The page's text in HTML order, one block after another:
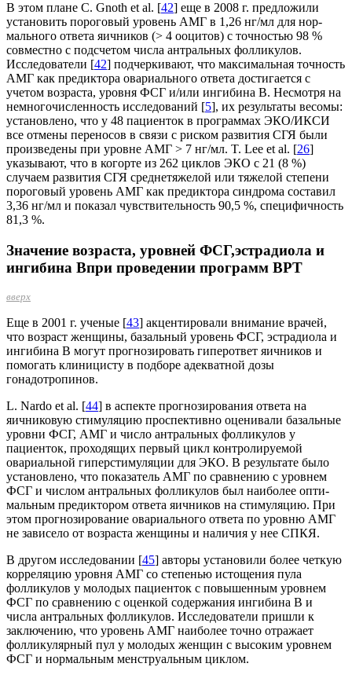
В этом плане С. Gnoth et al. [42] еще в 2008 г. предложили
установить пороговый уровень АМГ в 1,26 нг/мл для нор­
мального ответа яичников (> 4 ооцитов) с точностью 98 %
совместно с подсчетом числа антральных фолликулов.
Исследователи [42] подчеркивают, что максимальная точность
АМГ как предиктора овариального ответа достигается с
учетом возраста, уровня ФСГ и/или ингибина В. Несмотря на
немногочисленность исследований [5], их результаты весомы:
установлено, что у 48 пациенток в программах ЭКО/ИКСИ
все отмены переносов в связи с риском развития СГЯ были
произведены при уровне АМГ > 7 нг/мл. T. Lee et al. [26]
указывают, что в когорте из 262 циклов ЭКО с 21 (8 %)
случаем развития СГЯ среднетяжелой или тяжелой степени
пороговый уровень АМГ как предиктора синдрома составил
3,36 нг/мл и показал чувствительность 90,5 %, специфичность
81,3 %.
Значение возраста, уровней ФСГ,эстрадиола и
ингибина Впри проведении программ ВРТ
вверх
Еще в 2001 г. ученые [43] акцентировали внимание врачей,
что возраст женщины, базальный уровень ФСГ, эстрадиола и
ингибина В могут прогнозировать гиперответ яичников и
помогать клиницисту в подборе адекватной дозы
гонадотропинов.
L. Nardo et al. [44] в аспекте прогнозирования ответа на
яичниковую стимуляцию проспективно оценивали базальные
уровни ФСГ, АМГ и число антральных фолликулов у
пациенток, проходящих первый цикл контролируемой
овариальной гиперстимуляции для ЭКО. В результате было
установлено, что показатель АМГ по сравнению с уровнем
ФСГ и числом антральных фолликулов был наиболее опти­
мальным предиктором ответа яичников на стиму­ляцию. При
этом прогнозирование овариального ответа по уровню АМГ
не зависело от возраста женщины и наличия у нее СПКЯ.
В другом исследовании [45] авторы установили более четкую
корреляцию уровня АМГ со степенью истощения пула
фолликулов у молодых пациенток с повышенным уровнем
ФСГ по сравнению с оценкой содержания ингибина В и
числа антральных фолликулов. Исследователи пришли к
заключению, что уровень АМГ наиболее точно отражает
фолликулярный пул у молодых женщин с высоким уровнем
ФСГ и нормальным менструальным циклом.